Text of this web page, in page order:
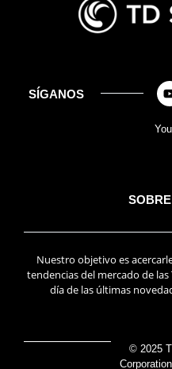
SÍGANOS
Nuestro objetivo es
tendencias del mercado de
día de las últimas
© 2025